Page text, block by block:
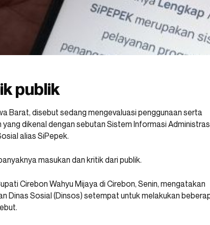
publik
Barat, disebut sedang mengevaluasi penggunaan serta
dikenal dengan sebutan Sistem Informasi
alias SiPepek.
masukan dan kritik dari publik.
Cirebon Wahyu Mijaya di Cirebon, Senin, mengatakan
Dinas Sosial (Dinsos) setempat untuk melakukan